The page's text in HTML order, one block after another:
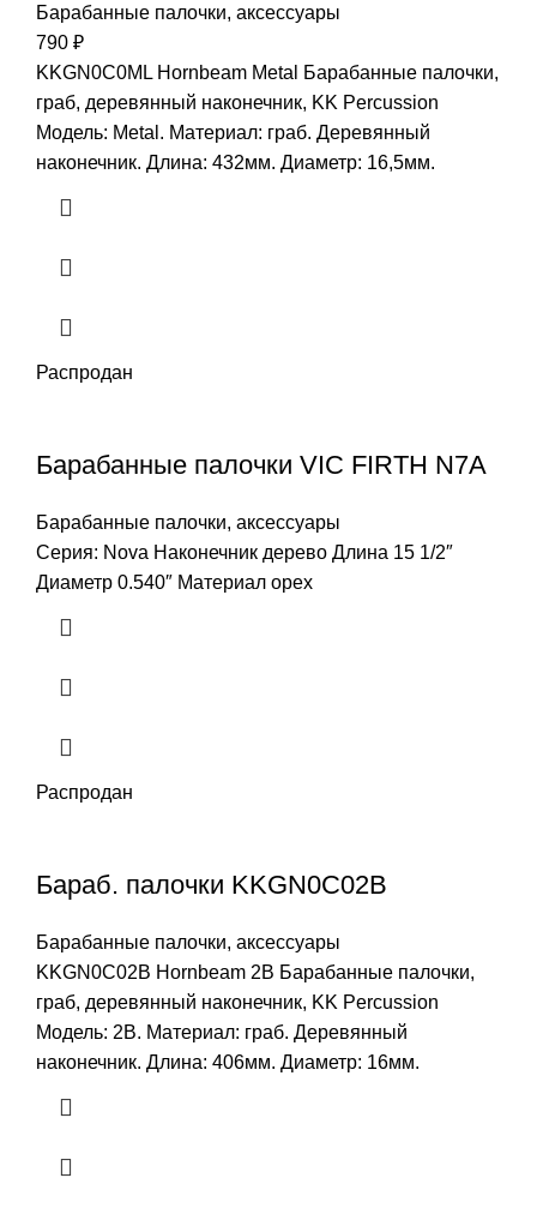
Барабанные палочки, аксессуары
790 ₽
KKGN0C0ML Hornbeam Metal Барабанные палочки,
граб, деревянный наконечник, KK Percussion
Модель: Metal. Материал: граб. Деревянный
наконечник. Длина: 432мм. Диаметр: 16,5мм.
Распродан
Барабанные палочки VIC FIRTH N7A
Барабанные палочки, аксессуары
Серия: Nova Наконечник дерево Длина 15 1/2″
Диаметр 0.540″ Материал орех
Распродан
Бараб. палочки KKGN0C02B
Барабанные палочки, аксессуары
KKGN0C02B Hornbeam 2B Барабанные палочки,
граб, деревянный наконечник, KK Percussion
Модель: 2B. Материал: граб. Деревянный
наконечник. Длина: 406мм. Диаметр: 16мм.